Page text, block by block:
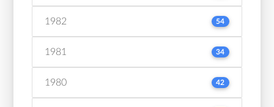
1982 54
1981 34
1980 42